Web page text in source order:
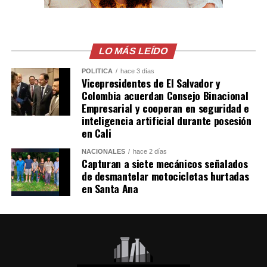
relaciones diplomáticas.
Sheinbaum también indicó que Chávez viajó a México en
un avión militar y calificó la entrega del salvoconducto
como «una acción de buena voluntad» de la presidenta
Keiko Fujimori.
Comparte esto:
Facebook X
Me gusta esto:
LO MÁS LEÍDO
POLÍTICA hace 3 días
Vicepresidentes de El Salvador y
Colombia acuerdan Consejo Binacional
Empresarial y cooperan en seguridad e
inteligencia artificial durante posesión
en Cali
NACIONALES hace 2 días
Capturan a siete mecánicos señalados
de desmantelar motocicletas hurtadas
en Santa Ana